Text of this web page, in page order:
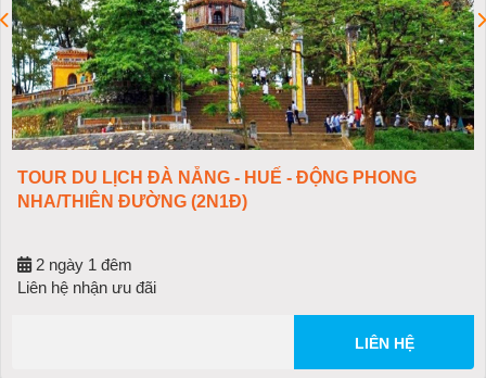
- HUẾ - ĐỘNG PHONG
TOUR DU LỊCH [ ĐÀ
2.090.000